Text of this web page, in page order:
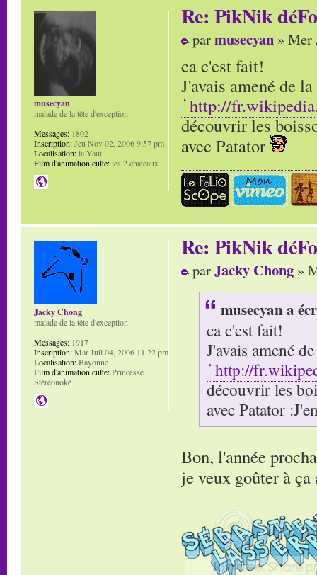
Re: PikNik
parmusecyan » Mer
ca c'est fait!
J'avais amené de
http://
découvrir les
avec Patator
musecyan
malade de la tête d'exception
Messages: 1802
Inscription:Jeu Nov 02, 2006 9:57 pm
Localisation:la Yaut
Film d'animation culte:les 2 chateaux
Re: PikNik
parJacky Chong »
musecyan a
ca c'est fait!
J'avais amené
http://
découvrir les
avec Patator
Bon, l'année
je veux goûter à
Jacky Chong
malade de la tête d'exception
Messages: 1917
Inscription:Mar Juil 04, 2006 11:22 pm
Localisation:Bayonne
Film d'animation culte:Princesse
Stéréonoké